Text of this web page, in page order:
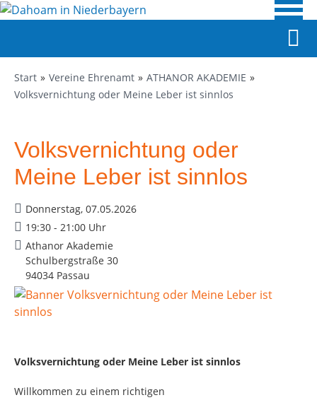
Start Vereine Ehrenamt
ATHANOR AKADEMIE
Volksvernichtung oder Meine Leber ist sinnlos
Volksvernichtung oder
Meine Leber ist sinnlos
Donnerstag, 07.05.2026
19:30 - 21:00 Uhr
Athanor Akademie
Schulbergstraße 30
94034 Passau
Volksvernichtung oder Meine Leber ist sinnlos
Willkommen zu einem richtigen